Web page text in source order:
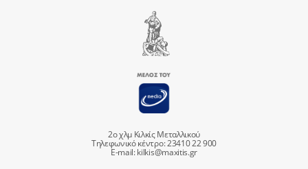
2ο χλμ Κιλκίς Μεταλλικού
Τηλεφωνικό κέντρο: 23410 22 900
E-mail:kilkis@maxitis.gr